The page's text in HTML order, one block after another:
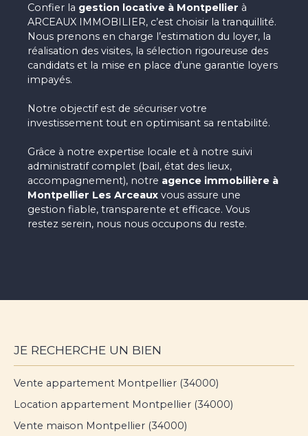
Confier la gestion locative à Montpellier à
ARCEAUX IMMOBILIER, c’est choisir la tranquillité.
Nous prenons en charge l’estimation du loyer, la
réalisation des visites, la sélection rigoureuse des
candidats et la mise en place d’une garantie loyers
impayés.
Notre objectif est de sécuriser votre
investissement tout en optimisant sa rentabilité.
Grâce à notre expertise locale et à notre suivi
administratif complet (bail, état des lieux,
accompagnement), notre agence immobilière à
Montpellier Les Arceaux vous assure une
gestion fiable, transparente et efficace. Vous
restez serein, nous nous occupons du reste.
JE RECHERCHE UN BIEN
Vente appartement Montpellier (34000)
Location appartement Montpellier (34000)
Vente maison Montpellier (34000)